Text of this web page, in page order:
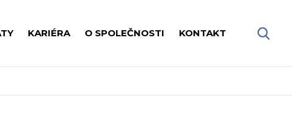
KARIÉRA O SPOLEČNOSTI KONTAKT